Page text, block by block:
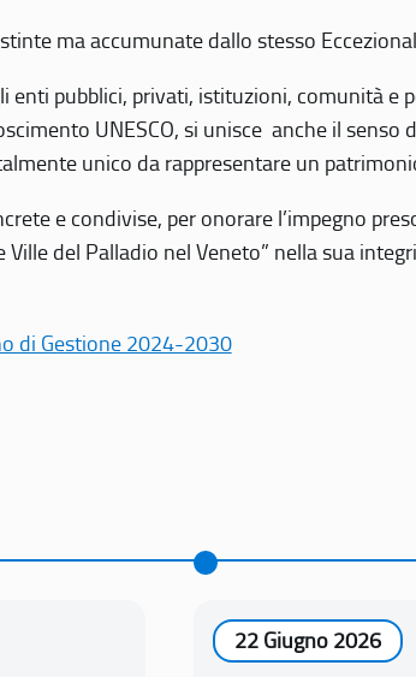
ma accumunate dallo stesso
pubblici, privati, istituzioni, comunità e
UNESCO, si unisce anche il senso
unico da rappresentare un
e condivise, per onorare l’impegno
del Palladio nel Veneto” nella sua
di Gestione 2024-2030
22 Giugno 2026